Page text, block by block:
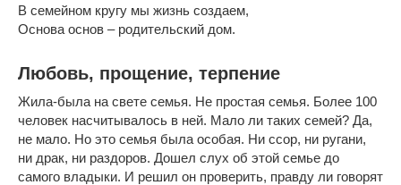
В семейном кругу мы жизнь создаем,
Основа основ – родительский дом.
Любовь, прощение, терпение
Жила-была на свете семья. Не простая семья. Более 100
человек насчитывалось в ней. Мало ли таких семей? Да,
не мало. Но это семья была особая. Ни ссор, ни ругани,
ни драк, ни раздоров. Дошел слух об этой семье до
самого владыки. И решил он проверить, правду ли говорят